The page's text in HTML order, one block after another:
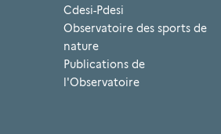
Cdesi-Pdesi
Observatoire des sports de
nature
Publications de
l'Observatoire